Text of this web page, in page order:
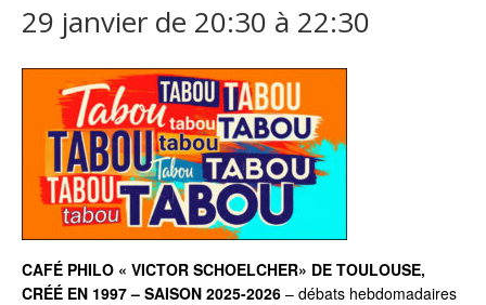
29 janvier de 20:30 à 22:30
CAFÉ PHILO « VICTOR SCHOELCHER» DE TOULOUSE,
CRÉÉ EN 1997 – SAISON 2025-2026 – débats hebdomadaires